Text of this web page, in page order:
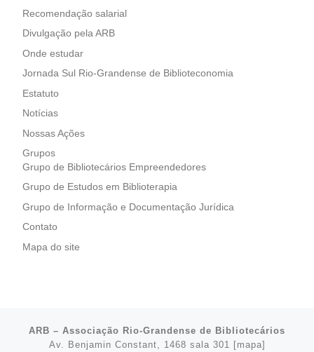
Recomendação salarial
Divulgação pela ARB
Onde estudar
Jornada Sul Rio-Grandense de Biblioteconomia
Estatuto
Notícias
Nossas Ações
Grupos
Grupo de Bibliotecários Empreendedores
Grupo de Estudos em Biblioterapia
Grupo de Informação e Documentação Jurídica
Contato
Mapa do site
ARB – Associação Rio-Grandense de Bibliotecários
Av. Benjamin Constant, 1468 sala 301 [mapa]